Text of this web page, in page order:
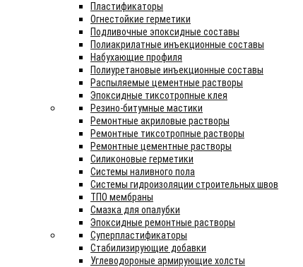
Пластификаторы
Огнестойкие герметики
Подливочные эпоксидные составы
Полиакрилатные инъекционные составы
Набухающие профиля
Полиуретановые инъекционные составы
Распыляемые цементные растворы
Эпоксидные тиксотропные клея
Резино-битумные мастики
Ремонтные акриловые растворы
Ремонтные тиксотропные растворы
Ремонтные цементные растворы
Силиконовые герметики
Системы наливного пола
Системы гидроизоляции строительных швов
ТПО мембраны
Смазка для опалубки
Эпоксидные ремонтные растворы
Суперпластификаторы
Стабилизирующие добавки
Углеводороные армирующие холсты